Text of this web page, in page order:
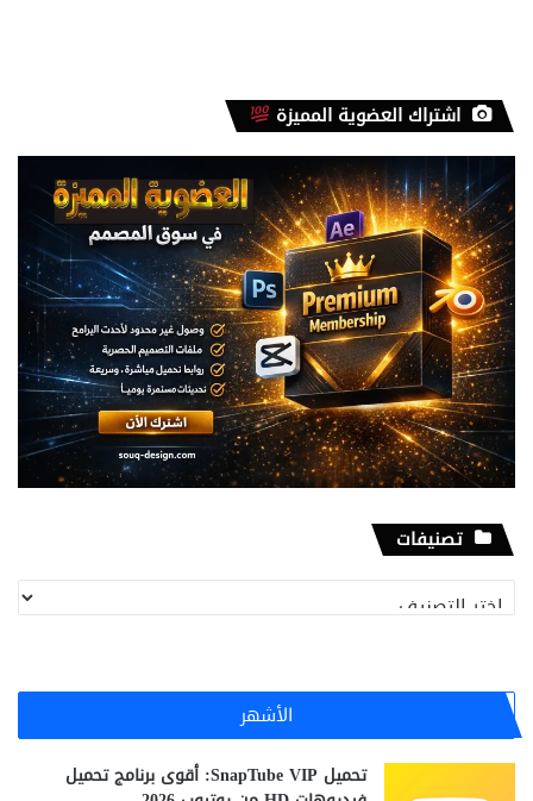
اشتراك العضوية المميزة
تصنيفات
تصنيفات
الأشهر
تحميل SnapTube VIP: أقوى برنامج تحميل